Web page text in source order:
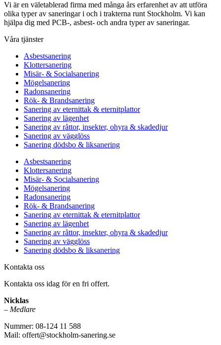
Vi är en väletablerad firma med många års erfarenhet av att utföra
olika typer av saneringar i och i trakterna runt Stockholm. Vi kan
hjälpa dig med PCB-, asbest- och andra typer av saneringar.
Våra tjänster
Asbestsanering
Klottersanering
Misär- & Socialsanering
Mögelsanering
Radonsanering
Rök- & Brandsanering
Sanering av eternittak & eternitplattor
Sanering av lägenhet
Sanering av råttor, insekter, ohyra & skadedjur
Sanering av vägglöss
Sanering dödsbo & liksanering
Asbestsanering
Klottersanering
Misär- & Socialsanering
Mögelsanering
Radonsanering
Rök- & Brandsanering
Sanering av eternittak & eternitplattor
Sanering av lägenhet
Sanering av råttor, insekter, ohyra & skadedjur
Sanering av vägglöss
Sanering dödsbo & liksanering
Kontakta oss
Kontakta oss idag för en fri offert.
Nicklas
– Medlare
Nummer: 08-124 11 588
Mail: offert@stockholm-sanering.se